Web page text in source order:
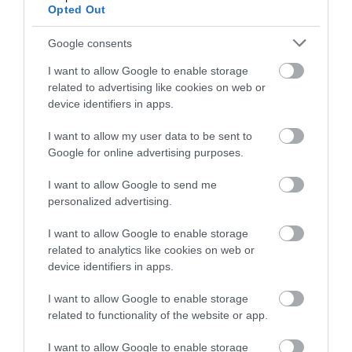
Opted Out
Google consents
I want to allow Google to enable storage
related to advertising like cookies on web or
device identifiers in apps.
I want to allow my user data to be sent to
Google for online advertising purposes.
I want to allow Google to send me
personalized advertising.
I want to allow Google to enable storage
related to analytics like cookies on web or
device identifiers in apps.
I want to allow Google to enable storage
related to functionality of the website or app.
I want to allow Google to enable storage
kapcsolatban:
„Ez rejtély volt a csoportunk számára – a
bizonyítékok nem támasztják alá azt, hogy a pilóta
pszichiátriai problémákkal küzd, de alátámasztják a
szervezeti/vállalati erőfeszítést, hogy ezt a pilótát
eltávolítsák. … évekkel ezelőtt a hadseregben nem
volt szokatlan, hogy a női pilóták és a légi
személyzet ilyen erőfeszítések célpontjává váltak.”
fizetést, a jövőbeni fizetést a „legmagasabb fizetés”
alapján, amelyet bármely pilótának az ő pozíciójában
fizetnek, kártérítést, valamint az ügyvédi díjakat és
költségeket.